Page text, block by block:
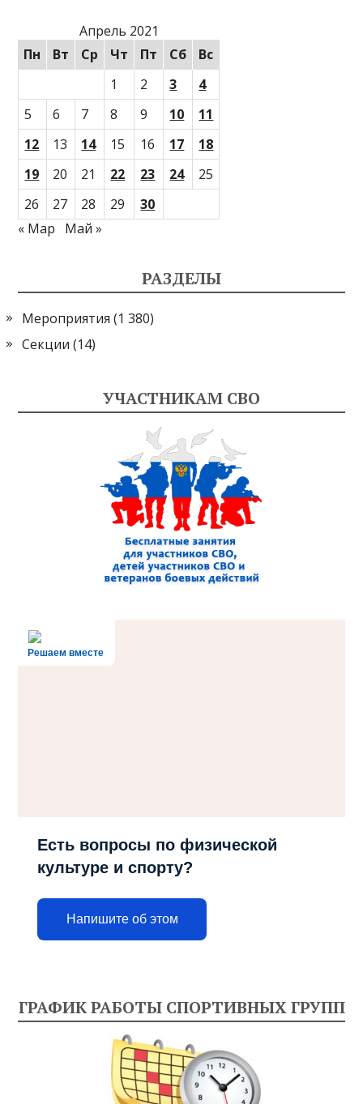
Апрель 2021
Пн
Вт Ср Чт Пт Сб
Вс
1
2 3
4
5
6 7 8 9 10
11
12
13 14 15 16 17
18
19
20 21 22 23 24
25
26
27 28 29
30
« Мар
Май »
РАЗДЕЛЫ
Мероприятия (1 380)
Секции (14)
УЧАСТНИКАМ СВО
Решаем вместе
Есть вопросы по физической
культуре и спорту?
Напишите об этом
ГРАФИК РАБОТЫ СПОРТИВНЫХ ГРУПП